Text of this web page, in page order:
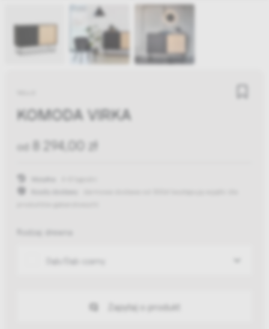
KOMODA VIRKA
od 8 294,00 zł
Rodzaj drewna
Dąb/Dąb czarny
Zapytaj o produkt